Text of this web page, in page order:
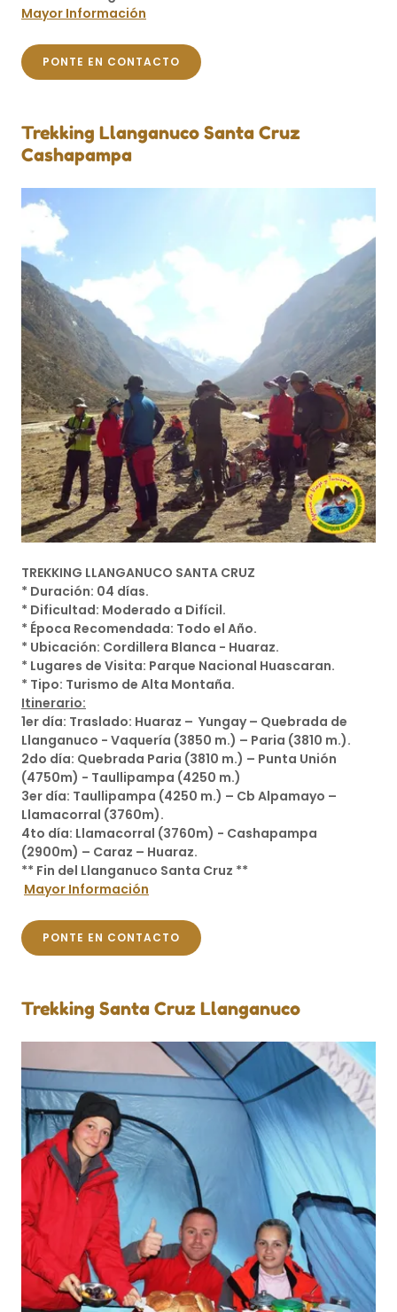
Mayor Información
PONTE EN CONTACTO
Trekking Llanganuco Santa Cruz
Cashapampa
TREKKING LLANGANUCO SANTA CRUZ
* Duración: 04 días.
* Dificultad: Moderado a Difícil.
* Época Recomendada: Todo el Año.
* Ubicación: Cordillera Blanca - Huaraz.
* Lugares de Visita: Parque Nacional Huascaran.
* Tipo: Turismo de Alta Montaña.
Itinerario:
1er día: Traslado: Huaraz – Yungay – Quebrada de
Llanganuco - Vaquería (3850 m.) – Paria (3810 m.).
2do día: Quebrada Paria (3810 m.) – Punta Unión
(4750m) - Taullipampa (4250 m.)
3er día: Taullipampa (4250 m.) – Cb Alpamayo –
Llamacorral (3760m).
4to día: Llamacorral (3760m) - Cashapampa
(2900m) – Caraz – Huaraz.
** Fin del Llanganuco Santa Cruz **
Mayor Información
PONTE EN CONTACTO
Trekking Santa Cruz Llanganuco